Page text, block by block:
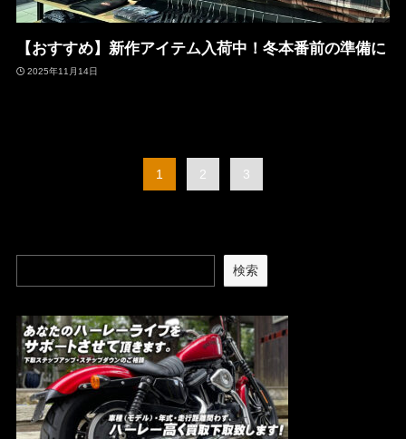
【おすすめ】新作アイテム入荷中！冬本番前の準備に
2025年11月14日
1 2 3
検索